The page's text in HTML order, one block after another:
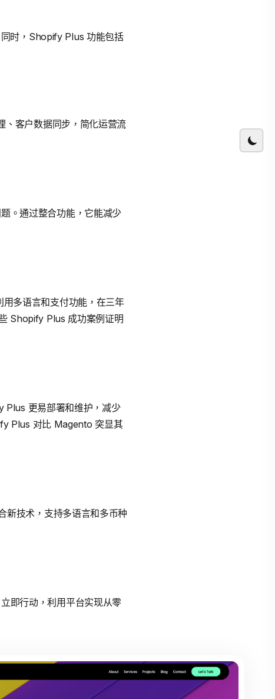
时，Shopify Plus 功能包括
客户数据同步，简化运营流
。通过整合功能，它能减少
多语言和支付功能，在三年
Shopify Plus 成功案例证明
更易部署和维护，减少
Plus 对比 Magento 突显其
新技术，支持多语言和多币种
即行动，利用平台实现从零